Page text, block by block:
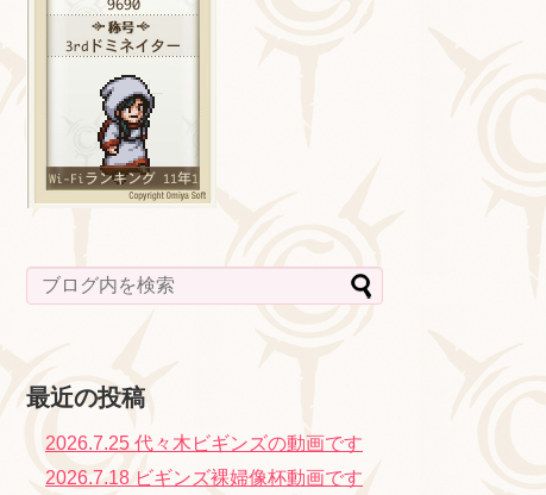
最近の投稿
2026.7.25 代々木ビギンズの動画です
2026.7.18 ビギンズ裸婦像杯動画です